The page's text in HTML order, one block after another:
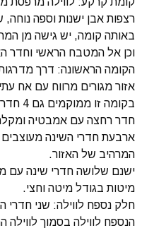
רצפות אבן ישנות וספה נוחה,
באותה קומה, יש גישה מן
וכן אל המטבח הראשי וחדר
הקומה הראשונה: דרך
אזור מגורים מרווח עם אח
בקומה
חדר רחצה עם אמבטיה
ארבעת חדרי השינה
המרהיב של האזור.
ישנם שלושה חדרי שינה עם
מיטות בגודל מיטה וחצי.
חלק נספח לווילה: שני חדרי
הנספח לווילה בסמוך